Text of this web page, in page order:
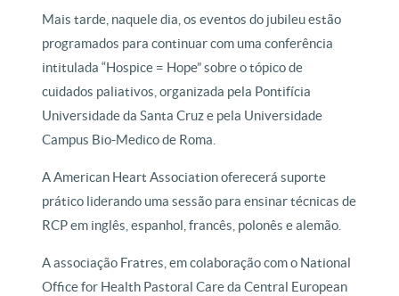
Mais tarde, naquele dia, os eventos do jubileu estão
programados para continuar com uma conferência
intitulada “Hospice = Hope” sobre o tópico de
cuidados paliativos, organizada pela Pontifícia
Universidade da Santa Cruz e pela Universidade
Campus Bio-Medico de Roma.
A American Heart Association oferecerá suporte
prático liderando uma sessão para ensinar técnicas de
RCP em inglês, espanhol, francês, polonês e alemão.
A associação Fratres, em colaboração com o National
Office for Health Pastoral Care da Central European